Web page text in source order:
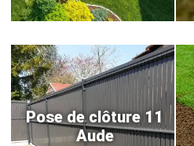
Pose de clôture 11
Aude